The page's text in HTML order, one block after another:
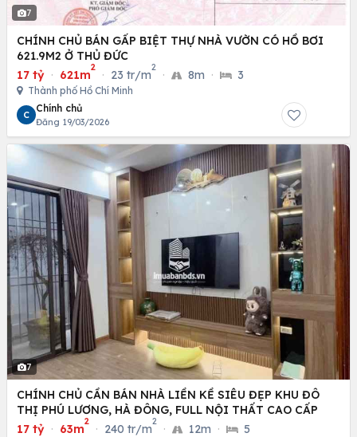
7
CHÍNH CHỦ BÁN GẤP BIỆT THỰ NHÀ VƯỜN CÓ HỒ BƠI
621.9M2 Ở THỦ ĐỨC
17 tỷ · 621m
2
· 23 tr/m
2
· 8m · 3
Thành phố Hồ Chí Minh
C
Chính chủ
Đăng 19/03/2026
7
CHÍNH CHỦ CẦN BÁN NHÀ LIỀN KỀ SIÊU ĐẸP KHU ĐÔ
THỊ PHÚ LƯƠNG, HÀ ĐÔNG, FULL NỘI THẤT CAO CẤP
17 tỷ · 63m
2
· 240 tr/m
2
· 12m · 5